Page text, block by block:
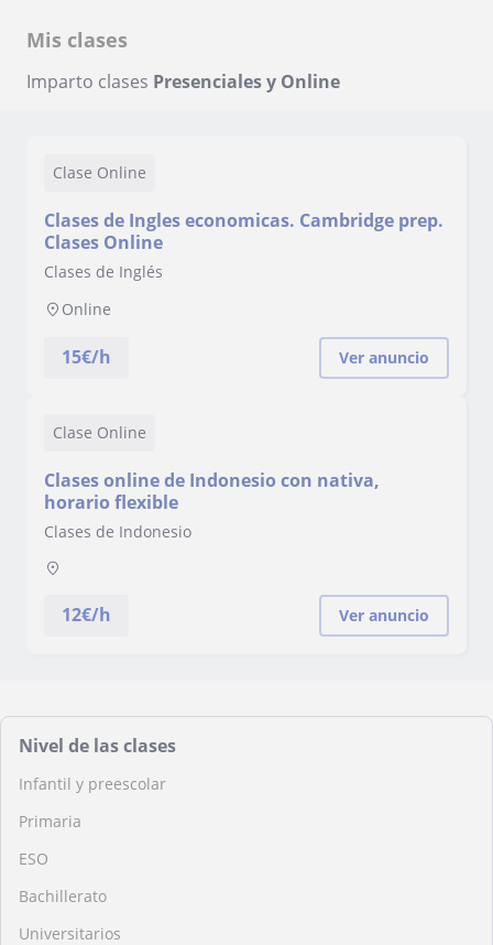
Mis clases
Imparto clases Presenciales y Online
Clase Online
Clases de Ingles economicas. Cambridge prep.
Clases Online
Clases de Inglés
Online
15€/h Ver anuncio
Clase Online
Clases online de Indonesio con nativa,
horario flexible
Clases de Indonesio
12€/h Ver anuncio
Nivel de las clases
Infantil y preescolar
Primaria
ESO
Bachillerato
Universitarios